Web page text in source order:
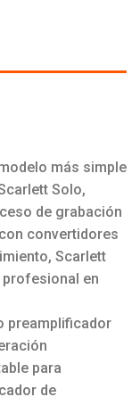
más simple
Solo,
de grabación
convertidores
Scarlett
en
preamplificador
para
de